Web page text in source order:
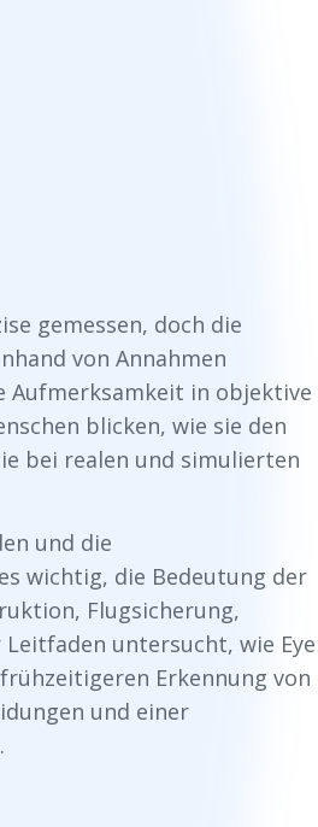
gemessen, doch die
von Annahmen
Aufmerksamkeit in objektive
blicken, wie sie den
bei realen und simulierten
und die
wichtig, die Bedeutung der
Flugsicherung,
untersucht, wie Eye
Erkennung von
und einer